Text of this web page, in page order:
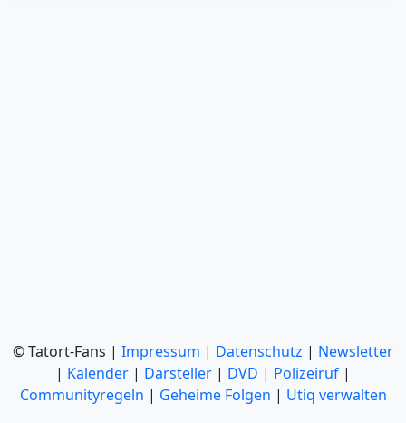
© Tatort-Fans | Impressum | Datenschutz | Newsletter
| Kalender | Darsteller | DVD | Polizeiruf |
Communityregeln | Geheime Folgen | Utiq verwalten